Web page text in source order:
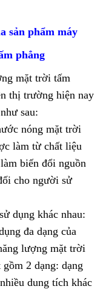
sản phẩm máy
phẳng
mặt trời tấm
thị trường hiện nay
sau:
nóng mặt trời
làm từ chất liệu
biến đổi nguồn
cho người sử
dụng khác nhau:
đa dạng của
lượng mặt trời
2 dạng: dạng
dung tích khác